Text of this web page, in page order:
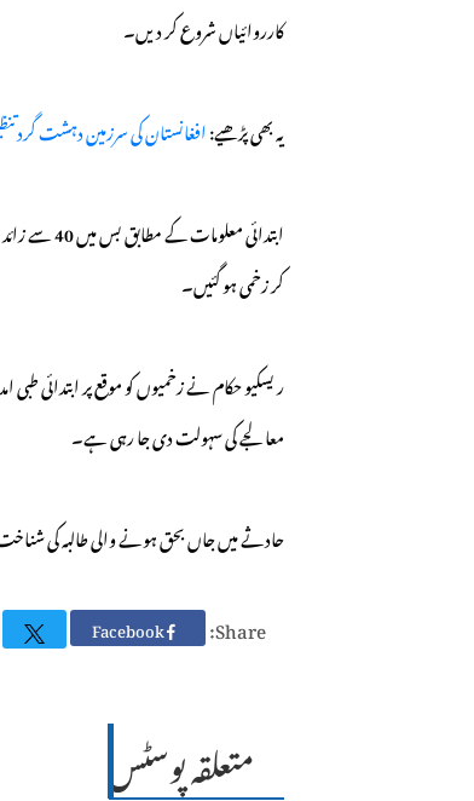
کارروائیاں شروع کر دیں۔
یہ بھی پڑھیے:افغانستان کی سرزمین دہشت گرد
ابتدائی
کر زخمی ہو گئیں۔
ریسکیو حکام نے زخمیوں کو موقع پر ابتدائی طبی
معالجے کی سہولت دی جا رہی ہے۔
حادثے میں جاں بحق ہونے والی طالبہ کی
Share:
متعلقہ پوسٹس